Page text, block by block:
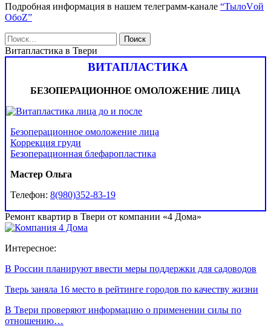
Подробная информация в нашем телеграмм-канале “ТылоVой
ОбоZ”
Витапластика в Твери
ВИТАПЛАСТИКА
БЕЗОПЕРАЦИОННОЕ ОМОЛОЖЕНИЕ ЛИЦА
Безоперационное омоложение лица
Коррекция груди
Безоперационная блефаропластика
Мастер Ольга
Телефон: 8(980)352-83-19
Ремонт квартир в Твери от компании «4 Дома»
Интересное:
В России планируют ввести меры поддержки для садоводов
Тверь заняла 16 место в рейтинге городов по качеству жизни
В Твери проверяют информацию о применении силы по
отношению…